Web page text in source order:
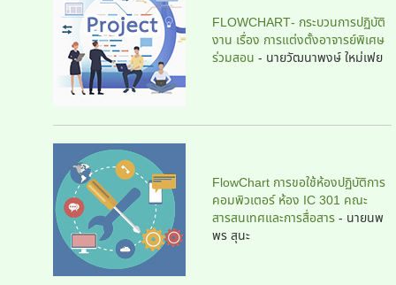
FLOWCHART- กระบวนการปฏิบัติ
งาน เรื่อง การแต่งตั้งอาจารย์พิเศษ
ร่วมสอน - นายวัฒนาพงษ์ ใหม่เฟย
FlowChart การขอใช้ห้องปฏิบัติการ
คอมพิวเตอร์ ห้อง IC 301 คณะ
สารสนเทศและการสื่อสาร- นายนพ
พร สุนะ